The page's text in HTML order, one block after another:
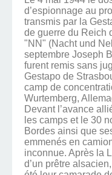
d’espionnage au
transmis par la
de guerre du Reich
"NN" (Nacht und
septembre Joseph
furent remis sans
Gestapo de
camp de
Wurtemberg,
Devant l’avance
les camps et le 30
Bordes ainsi que
emmenés en
inconnue. Après la
d’un prêtre